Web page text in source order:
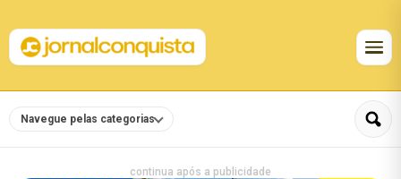
Navegue pelas categorias
continua após a publicidade